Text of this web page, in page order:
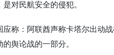
对民航安全的侵犯。
称：阿联酋声称卡塔尔出动
舆论战的一部分。